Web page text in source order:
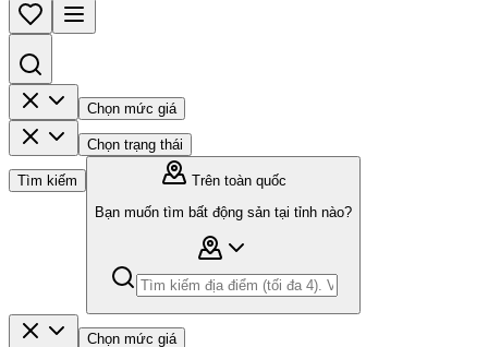
Chọn mức giá
Chọn trạng thái
Tìm kiếm
Trên toàn quốc
Bạn muốn tìm bất động sản tại tỉnh nào?
Chọn mức giá